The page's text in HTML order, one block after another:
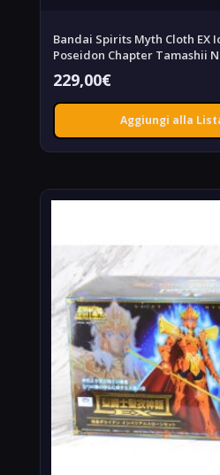
Bandai Spirits Myth Cloth EX
Poseidon Chapter Tamashii
229,00€
Aggiungi alla